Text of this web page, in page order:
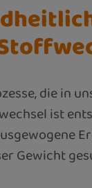
die in
ist
Gewicht